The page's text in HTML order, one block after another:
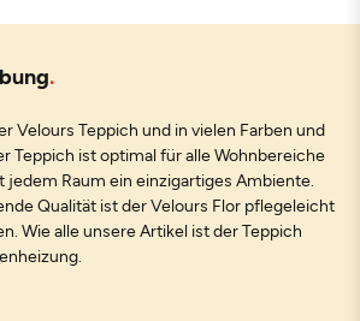
Velours Teppich und in vielen Farben und
Teppich ist optimal für alle Wohnbereiche
Raum ein einzigartiges Ambiente.
Qualität ist der Velours Flor pflegeleicht
Wie alle unsere Artikel ist der Teppich